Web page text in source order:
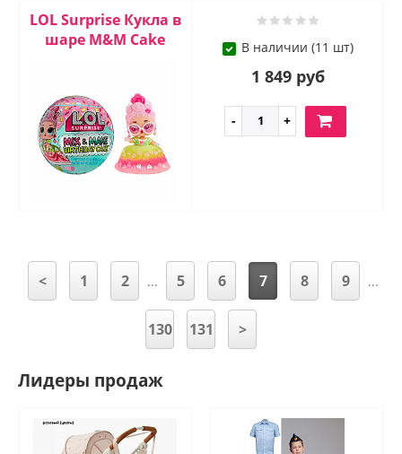
LOL Surprise Кукла в
шаре M&M Cake
В наличии (11 шт)
1 849 руб
< 1 2 ... 5 6 7 8 9 ...
130 131 >
Лидеры продаж